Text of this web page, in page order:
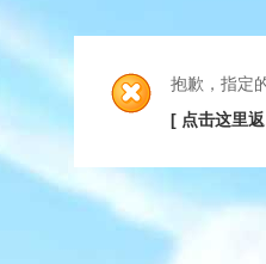
抱歉，指定
[ 点击这里